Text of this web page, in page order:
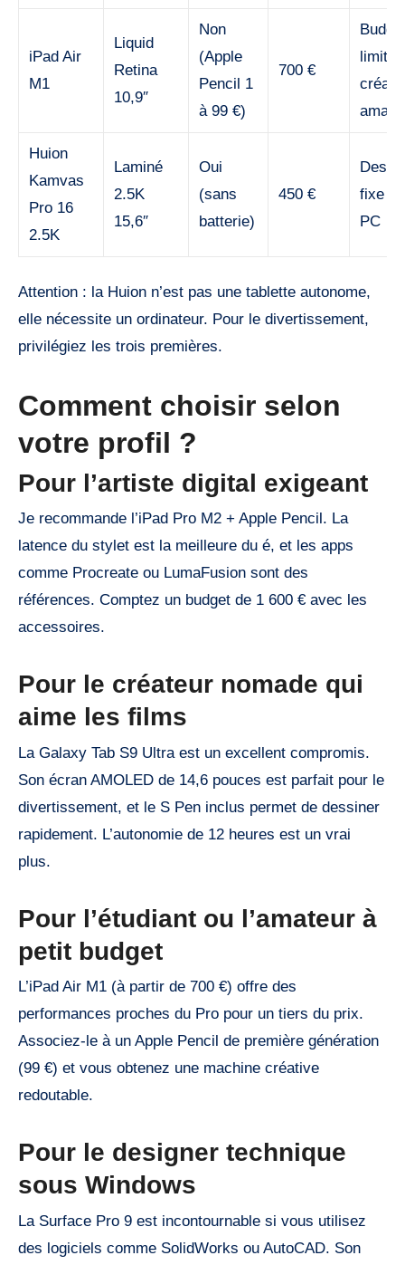
iPad Air
M1
Liquid
Retina
10,9″
Non
(Apple
Pencil 1
à 99 €)
700 €
limité,
Huion
Kamvas
Pro 16
2.5K
Laminé
2.5K
15,6″
Oui
(sans
batterie)
450 €
fixe
PC
Attention : la Huion n’est pas une tablette autonome,
elle nécessite un ordinateur. Pour le divertissement,
privilégiez les trois premières.
Comment choisir selon
votre profil ?
Pour l’artiste digital exigeant
Je recommande l’iPad Pro M2 + Apple Pencil. La
latence du stylet est la meilleure du é, et les apps
comme Procreate ou LumaFusion sont des
références. Comptez un budget de 1 600 € avec les
accessoires.
Pour le créateur nomade qui
aime les films
La Galaxy Tab S9 Ultra est un excellent compromis.
Son écran AMOLED de 14,6 pouces est parfait pour le
divertissement, et le S Pen inclus permet de dessiner
rapidement. L’autonomie de 12 heures est un vrai
plus.
Pour l’étudiant ou l’amateur à
petit budget
L’iPad Air M1 (à partir de 700 €) offre des
performances proches du Pro pour un tiers du prix.
Associez-le à un Apple Pencil de première génération
(99 €) et vous obtenez une machine créative
redoutable.
Pour le designer technique
sous Windows
La Surface Pro 9 est incontournable si vous utilisez
des logiciels comme SolidWorks ou AutoCAD. Son